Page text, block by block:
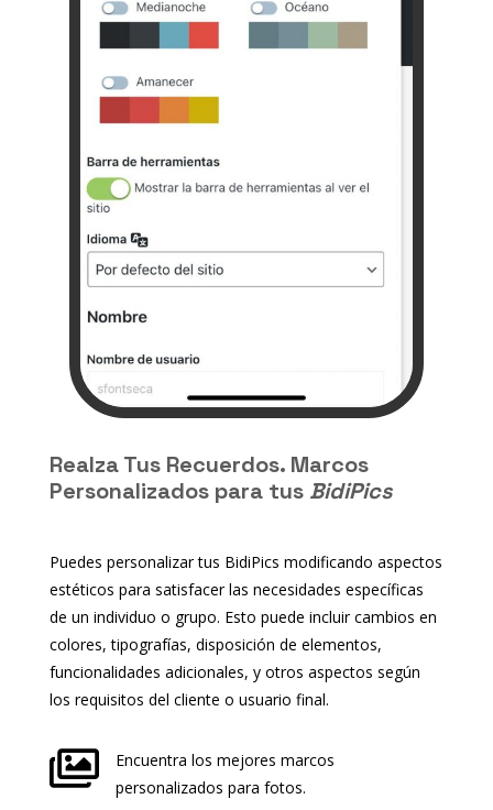
Realza Tus Recuerdos. Marcos
Personalizados para tus BidiPics
Puedes personalizar tus BidiPics modificando aspectos
estéticos para satisfacer las necesidades específicas
de un individuo o grupo. Esto puede incluir cambios en
colores, tipografías, disposición de elementos,
funcionalidades adicionales, y otros aspectos según
los requisitos del cliente o usuario final.

Encuentra los mejores marcos
personalizados para fotos.